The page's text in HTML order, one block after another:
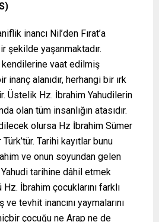
inancı Nil’den Fırat’a
şekilde yaşanmaktadır.
kendilerine vaat edilmiş
inanç alanıdır, herhangi bir ırk
Üstelik Hz. İbrahim Yahudilerin
olan tüm insanlığın atasıdır.
olursa Hz İbrahim Sümer
Tarihi kayıtlar bunu
ve onun soyundan gelen
tarihine dâhil etmek
İbrahim çocuklarını farklı
ve tevhit inancını yaymalarını
çocuğu ne Arap ne de